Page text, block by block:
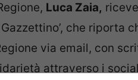
Luca Zaia,
che riporta
via email, con
attraverso i